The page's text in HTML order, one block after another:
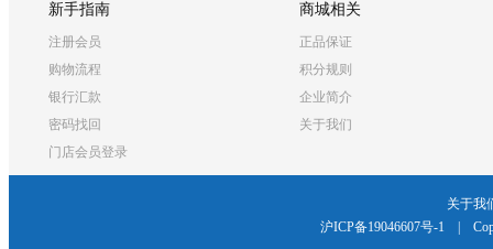
新手指南
注册会员
购物流程
银行汇款
密码找回
门店会员登录
商城相关
正品保证
积分规则
企业简介
关于我们
关于我
沪ICP备19046607号-1